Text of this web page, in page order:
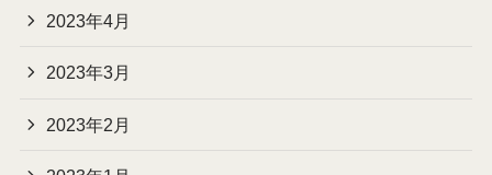
2023年4月
2023年3月
2023年2月